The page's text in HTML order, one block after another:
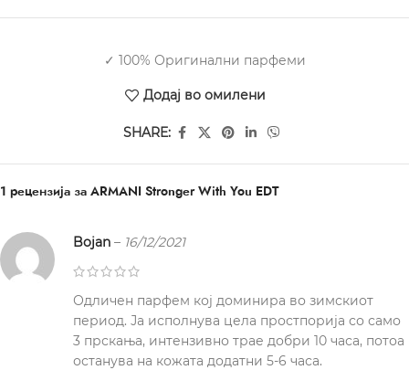
✓ 100% Оригинални парфеми
Додај во омилени
SHARE:
1 рецензија за ARMANI Stronger With You EDT
Bojan – 16/12/2021
Одличен парфем кој доминира во зимскиот
период. Ја исполнува цела простпорија со само
3 прскања, интензивно трае добри 10 часа, потоа
останува на кожата додатни 5-6 часа.